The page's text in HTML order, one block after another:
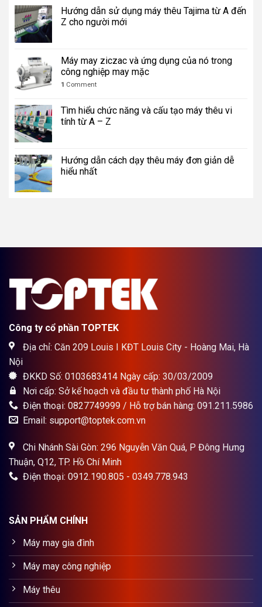
Hướng dẫn sử dụng máy thêu Tajima từ A đến
Z cho người mới
Máy may ziczac và ứng dụng của nó trong
công nghiệp may mặc
1 Comment
Tìm hiểu chức năng và cấu tạo máy thêu vi
tính từ A – Z
Hướng dẫn cách dạy thêu máy đơn giản dễ
hiểu nhất
Công ty cổ phần TOPTEK
Địa chỉ: Căn 209 Louis I KĐT Louis City - Hoàng Mai, Hà
Nội
ĐKKD Số: 0103683414 Ngày cấp: 30/03/2009
Nơi cấp: Sở kế hoạch và đầu tư thành phố Hà Nội
Điện thoại: 0827749999 / Hỗ trợ bán hàng: 091.211.5986
Email: support@toptek.com.vn
Chi Nhánh Sài Gòn: 296 Nguyễn Văn Quá, P Đông Hưng
Thuận, Q12, TP. Hồ Chí Minh
Điện thoại: 0912.190.805 - 0349.778.943
SẢN PHẨM CHÍNH
Máy may gia đình
Máy may công nghiệp
Máy thêu